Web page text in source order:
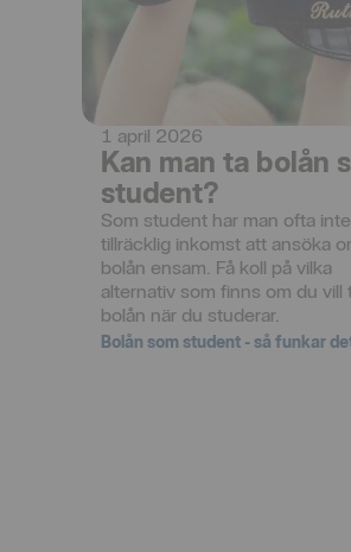
1 april 2026
Kan man ta bolån
student?
Som student har man ofta inte
tillräcklig inkomst att ansöka
bolån ensam. Få koll på vilka
alternativ som finns om du vill
bolån när du studerar.
Bolån som student - så funkar